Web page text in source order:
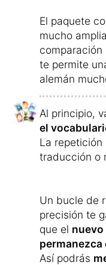
El paquete
mucho
comparación
te permite
alemán
Al principio,
el
La repetición
traducción o
Un bucle de
precisión te
que el
permanezca
Así podrás